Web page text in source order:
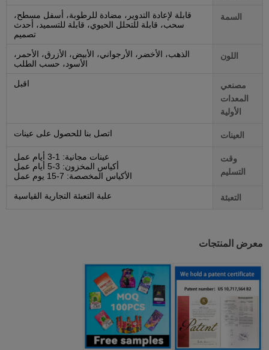
السمة
قابلة لإعادة التدوير، مضادة للرطوبة، أسفل مسطح،
سحب، قابلة للتحلل الحيوي، قابلة للتسميد، أحدث
تصميم
اللون
الذهب، الأخضر، الأرجواني، الأبيض، الأزرق، الأحمر،
الأسود، حسب الطلب
مصنعي
المعدات
الأولية
اقبل
العينات اتصل بنا للحصول على عينات
وقت
التسليم
عينات مجانية: 1-3 أيام عمل
أكياس المخزون: 3-5 أيام عمل
الأكياس المخصصة: 7-15 يوم عمل
التعبئة علبة التعبئة التجارية القياسية
معرض المنتجات